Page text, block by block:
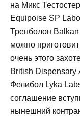
на Микс
Equipoise SP
Тренболон
можно
очень этого
British Dispensary
Фелибол Lyka
соглашение
нынешний